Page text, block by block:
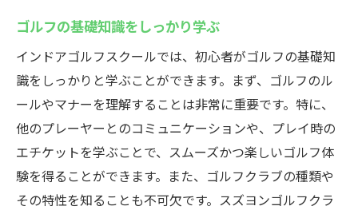
ゴルフの基礎知識をしっかり学ぶ
インドアゴルフスクールでは、初心者がゴルフの基礎知
識をしっかりと学ぶことができます。まず、ゴルフのル
ールやマナーを理解することは非常に重要です。特に、
他のプレーヤーとのコミュニケーションや、プレイ時の
エチケットを学ぶことで、スムーズかつ楽しいゴルフ体
験を得ることができます。また、ゴルフクラブの種類や
その特性を知ることも不可欠です。スズヨンゴルフクラ